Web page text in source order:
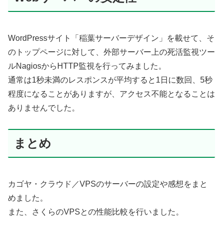
WordPressサイト「稲葉サーバーデザイン」を載せて、そ
のトップページに対して、外部サーバー上の死活監視ツー
ルNagiosからHTTP監視を行ってみました。
通常は1秒未満のレスポンスが平均すると1日に数回、5秒
程度になることがありますが、アクセス不能となることは
ありませんでした。
まとめ
カゴヤ・クラウド／VPSのサーバーの設定や感想をまと
めました。
また、さくらのVPSとの性能比較を行いました。